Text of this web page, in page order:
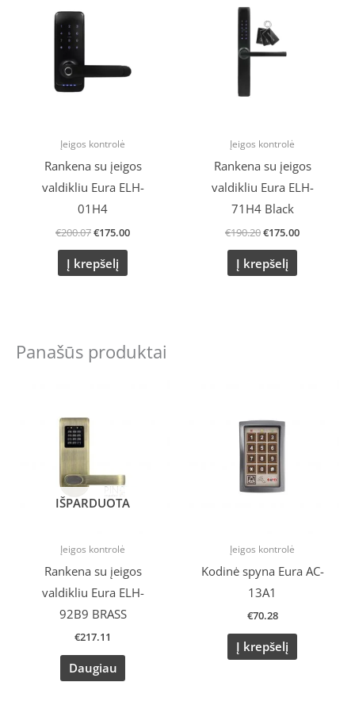
Įeigos kontrolė
Rankena su įeigos
valdikliu Eura ELH-
01H4
€200.07€175.00
Į krepšelį
Įeigos kontrolė
Rankena su įeigos
valdikliu Eura ELH-
71H4 Black
€190.20
€190.20.
€175.00
Į krepšelį
Panašūs produktai
IŠPARDUOTA
Įeigos kontrolė
Rankena su įeigos
valdikliu Eura ELH-
92B9 BRASS
€217.11
Daugiau
Įeigos kontrolė
Kodinė spyna Eura AC-
13A1
€70.28
Į krepšelį